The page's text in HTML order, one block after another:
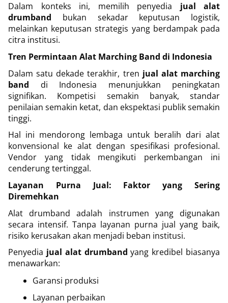
Dalam konteks ini, memilih penyedia jual alat
drumband bukan sekadar keputusan logistik,
melainkan keputusan strategis yang berdampak pada
citra institusi.
Tren Permintaan Alat Marching Band di Indonesia
Dalam satu dekade terakhir, tren jual alat marching
band di Indonesia menunjukkan peningkatan
signifikan. Kompetisi semakin banyak, standar
penilaian semakin ketat, dan ekspektasi publik semakin
tinggi.
Hal ini mendorong lembaga untuk beralih dari alat
konvensional ke alat dengan spesifikasi profesional.
Vendor yang tidak mengikuti perkembangan ini
cenderung tertinggal.
Layanan Purna Jual: Faktor yang Sering
Diremehkan
Alat drumband adalah instrumen yang digunakan
secara intensif. Tanpa layanan purna jual yang baik,
risiko kerusakan akan menjadi beban institusi.
Penyedia jual alat drumband yang kredibel biasanya
menawarkan:
Garansi produksi
Layanan perbaikan